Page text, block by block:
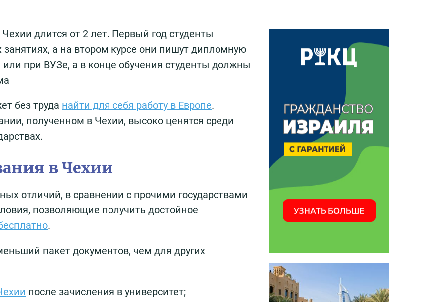
длится от 2 лет. Первый год студенты
а на втором курсе они пишут дипломную
или при ВУЗе, а в конце обучения студенты должны
без труда найти для себя работу в Европе.
полученном в Чехии, высоко ценятся среди
в Чехии
отличий, в сравнении с прочими государствами
позволяющие получить достойное
.
пакет документов, чем для других
после зачисления в университет;